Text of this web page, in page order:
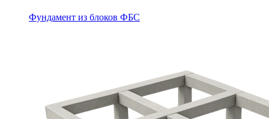
Фундамент из блоков ФБС